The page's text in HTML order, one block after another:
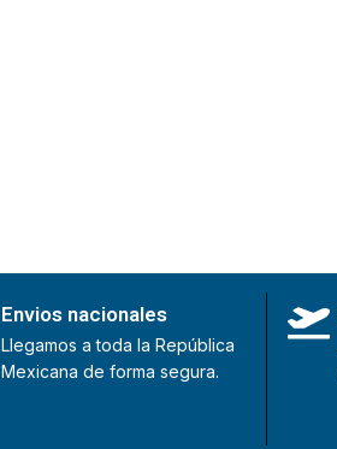
Envios nacionales
Llegamos a toda la República
Mexicana de forma segura.